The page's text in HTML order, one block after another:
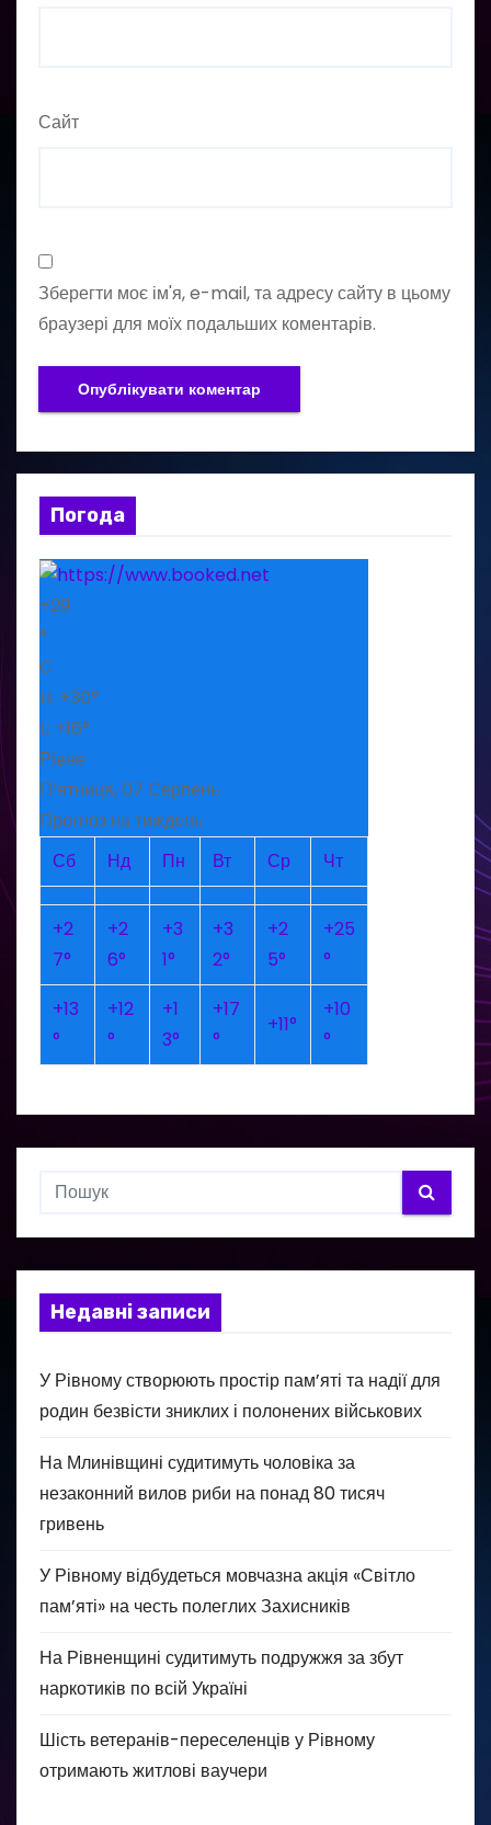
Сайт
Зберегти моє ім'я, e-mail, та адресу сайту в цьому
браузері для моїх подальших коментарів.
Погода
+29
°
C
H: +30°
L: +16°
Рівне
П’ятниця, 07 Серпень
Прогноз на тиждень
Сб
Нд Пн Вт Ср Чт
+2
7°
+2
6°
+3
1°
+3
2°
+2
5°
+25
°
+13
°
+12
°
+1
3°
+17
°
+11°
+10
°
Недавні записи
У Рівному створюють простір пам’яті та надії для
родин безвісти зниклих і полонених військових
На Млинівщині судитимуть чоловіка за
незаконний вилов риби на понад 80 тисяч
гривень
У Рівному відбудеться мовчазна акція «Світло
пам’яті» на честь полеглих Захисників
На Рівненщині судитимуть подружжя за збут
наркотиків по всій Україні
Шість ветеранів-переселенців у Рівному
отримають житлові ваучери